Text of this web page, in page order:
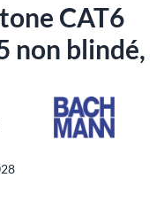
CAT6
non blindé,